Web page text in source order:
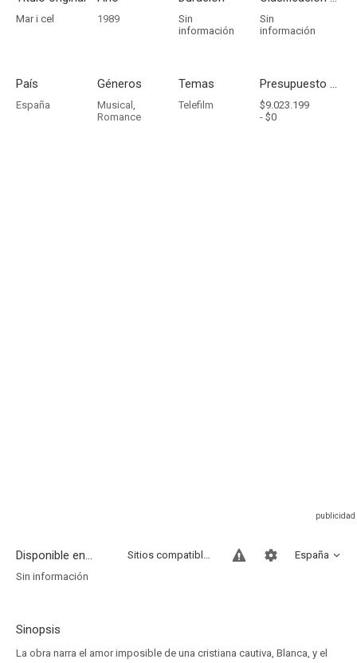
Mar i cel 1989
Sin
información
Sin
información
País
España
Géneros
Musical ,
Romance
Temas
Telefilm
Presupuesto - Ingresos
$9.023.199
- $0
Disponible en... España
Sitios compatibles
Sin información
Sinopsis
La obra narra el amor imposible de una cristiana cautiva, Blanca, y el